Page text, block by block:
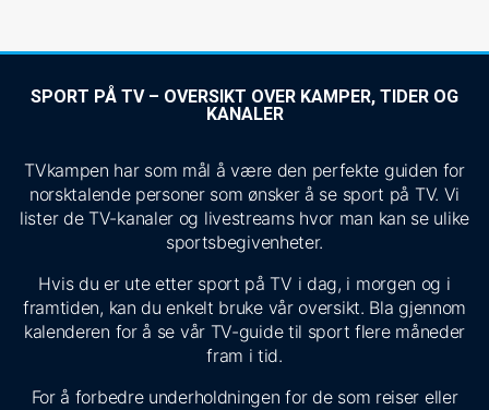
SPORT PÅ TV – OVERSIKT OVER KAMPER, TIDER OG
KANALER
TVkampen har som mål å være den perfekte guiden for
norsktalende personer som ønsker å se sport på TV. Vi
lister de TV-kanaler og livestreams hvor man kan se ulike
sportsbegivenheter.
Hvis du er ute etter sport på TV i dag, i morgen og i
framtiden, kan du enkelt bruke vår oversikt. Bla gjennom
kalenderen for å se vår TV-guide til sport flere måneder
fram i tid.
For å forbedre underholdningen for de som reiser eller